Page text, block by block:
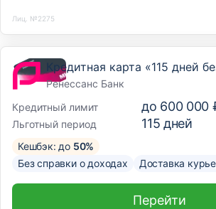
Лиц. №2275
Кредитная карта «115 дней
Ренессанс Банк
Кредитный лимит
до 600 000
Льготный период 115 дней
Кешбэк: до 50%
Без справки о доходах
Доставка
Перейти